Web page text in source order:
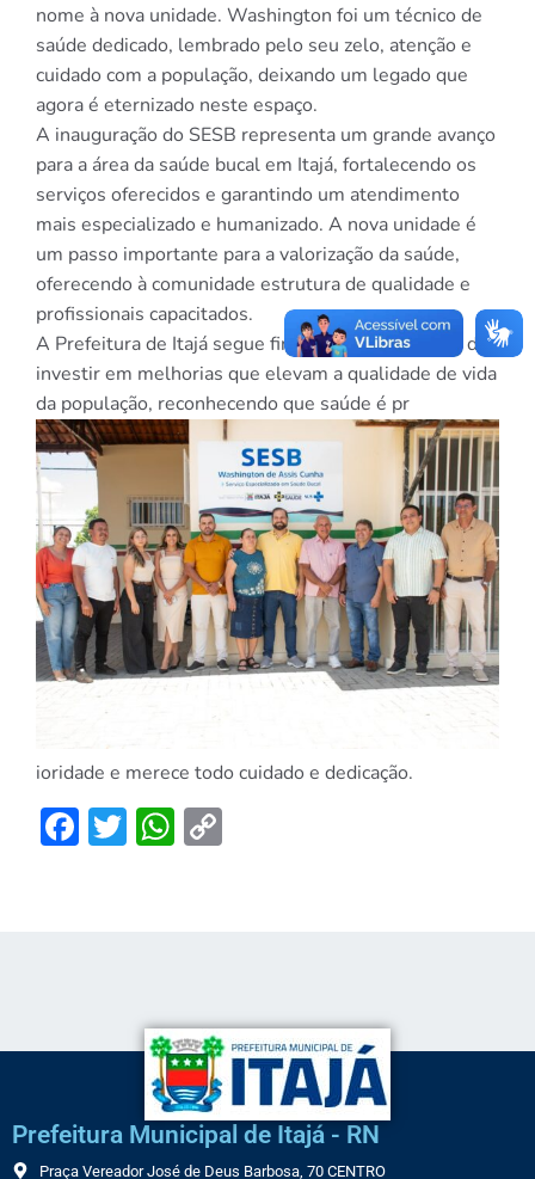
nome à nova unidade. Washington foi um técnico de
saúde dedicado, lembrado pelo seu zelo, atenção e
cuidado com a população, deixando um legado que
agora é eternizado neste espaço.
A inauguração do SESB representa um grande avanço
para a área da saúde bucal em Itajá, fortalecendo os
serviços oferecidos e garantindo um atendimento
mais especializado e humanizado. A nova unidade é
um passo importante para a valorização da saúde,
oferecendo à comunidade estrutura de qualidade e
profissionais capacitados.
A Prefeitura de Itajá segue firme no compromisso de
investir em melhorias que elevam a qualidade de vida
da população, reconhecendo que saúde é pr
ioridade e merece todo cuidado e dedicação.
Facebook
TwitterWhatsApp
Prefeitura Municipal de Itajá - RN
Praça Vereador José de Deus Barbosa, 70 CENTRO